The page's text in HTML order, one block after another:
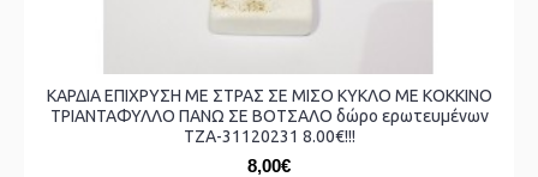
ΚΑΡΔΙΑ ΕΠΙΧΡΥΣΗ ΜΕ ΣΤΡΑΣ ΣΕ ΜΙΣΟ ΚΥΚΛΟ ΜΕ ΚΟΚΚΙΝΟ
ΤΡΙΑΝΤΑΦΥΛΛΟ ΠΑΝΩ ΣΕ ΒΟΤΣΑΛΟ δώρο ερωτευμένων
ΤΖΑ-31120231 8.00€!!!
8,00€